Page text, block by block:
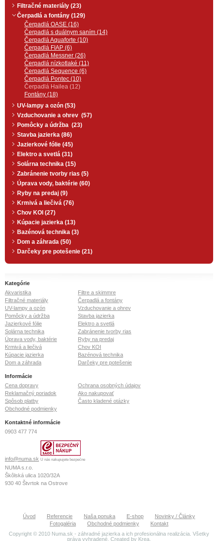
Filtračné materiály (23)
Čerpadlá a fontány (129)
Čerpadlá OASE (16)
Čerpadlá s duálnym saním (14)
Čerpadlá Aquaforte (10)
Čerpadlá FIAP (6)
Čerpadlá Messner (26)
Čerpadlá nízkotlaké (11)
Čerpadlá Sequence (6)
Čerpadlá Pontec (10)
Čerpadlá Hailea (12)
Fontány (18)
UV-lampy a ozón (53)
Vzduchovanie a ohrev (57)
Pomôcky a údržba (23)
Stavba jazierka (86)
Jazierkové fólie (45)
Elektro a svetlá (31)
Solárna technika (15)
Zabránenie tvorby rias (5)
Úprava vody, baktérie (60)
Ryby na predaj (9)
Krmivá a liečivá (76)
Chov KOI (27)
Kúpacie jazierka (13)
Bazénová technika (3)
Dom a záhrada (50)
Darčeky pre potešenie (21)
Kategórie
Akvaristika
Filtre a skimmre
Filtračné materiály
Čerpadlá a fontány
UV-lampy a ozón
Vzduchovanie a ohrev
Pomôcky a údržba
Stavba jazierka
Jazierkové fólie
Elektro a svetlá
Solárna technika
Zabránenie tvorby rias
Úprava vody, baktérie
Ryby na predaj
Krmivá a liečivá
Chov KOI
Kúpacie jazierka
Bazénová technika
Dom a záhrada
Darčeky pre potešenie
Informácie
Cena dopravy
Ochrana osobných údajov
Reklamačný poriadok
Ako nakupovať
Spôsob platby
Často kladené otázky
Obchodné podmienky
Kontaktné informácie
0903 477 774
info@numa.sk U nás nakupujete bezpečne
NUMA s.r.o.
Škôlská ulica 1020/32A
930 40 Štvrtok na Ostrove
Tatrabanka IBAN: SK26 1100 0000 0026 2113 6073
Oddiel: Sro, Vložka číslo: 18569/P
Úvod Referencie Naša ponuka E-shop
Novinky / Články
Fotogaléria
Obchodné podmienky
Kontakt
Copyright © 2010 Numa.sk - záhradné jazierka a ich profesionálna realizácia. Všetky
práva vyhradené. Created by Krea